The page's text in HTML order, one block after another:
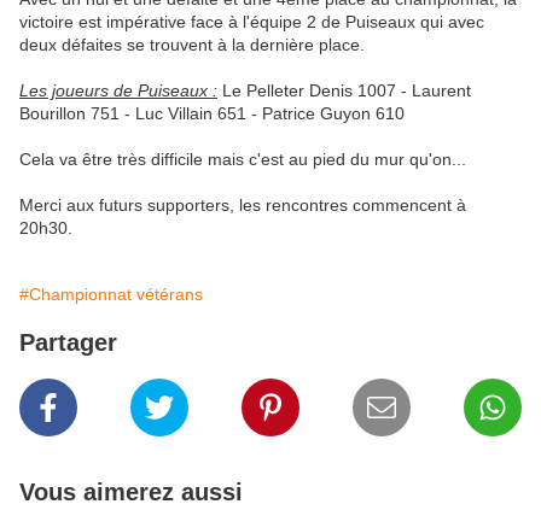
victoire est impérative face à l'équipe 2 de Puiseaux qui avec
deux défaites se trouvent à la dernière place.
Les joueurs de Puiseaux : Le Pelleter Denis 1007 - Laurent
Bourillon 751 - Luc Villain 651 - Patrice Guyon 610
Cela va être très difficile mais c'est au pied du mur qu'on...
Merci aux futurs supporters, les rencontres commencent à
20h30.
#Championnat vétérans
Partager
Vous aimerez aussi